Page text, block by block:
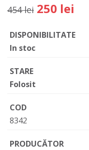
454 lei 250 lei
DISPONIBILITATE
In stoc
STARE
Folosit
COD
8342
PRODUCĂTOR